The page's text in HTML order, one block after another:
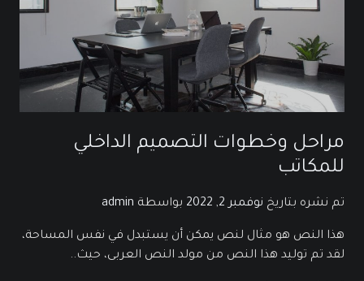
مراحل وخطوات التصميم الداخلي
للمكاتب
تم نشره بتاريخ نوفمبر 2, 2022 بواسطة admin
هذا النص هو مثال لنص يمكن أن يستبدل في نفس المساحة،
لقد تم توليد هذا النص من مولد النص العربى، حيث..